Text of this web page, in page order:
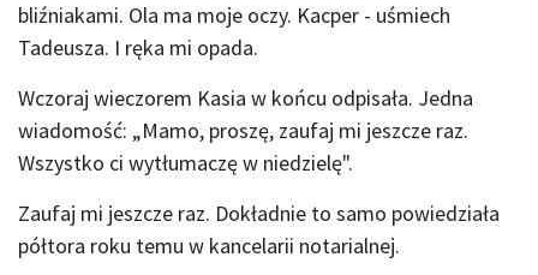
bliźniakami. Ola ma moje oczy. Kacper - uśmiech
Tadeusza. I ręka mi opada.
Wczoraj wieczorem Kasia w końcu odpisała. Jedna
wiadomość: „Mamo, proszę, zaufaj mi jeszcze raz.
Wszystko ci wytłumaczę w niedzielę".
Zaufaj mi jeszcze raz. Dokładnie to samo powiedziała
półtora roku temu w kancelarii notarialnej.